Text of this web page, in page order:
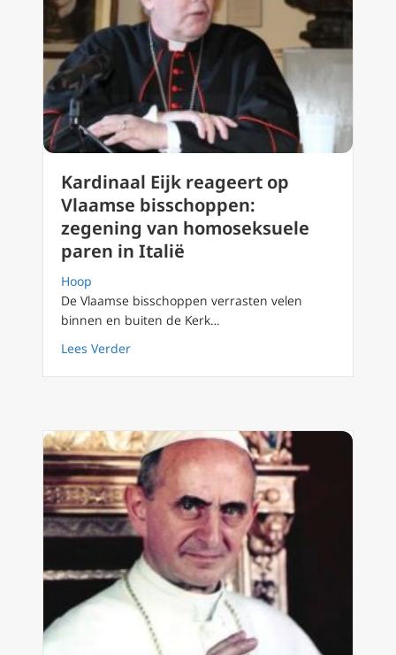
Kardinaal Eijk reageert op
Vlaamse bisschoppen:
zegening van homoseksuele
paren in Italië
Hoop
De Vlaamse bisschoppen verrasten velen
binnen en buiten de Kerk…
Lees Verderabout Kardinaal Eijk reageert op Vlaamse